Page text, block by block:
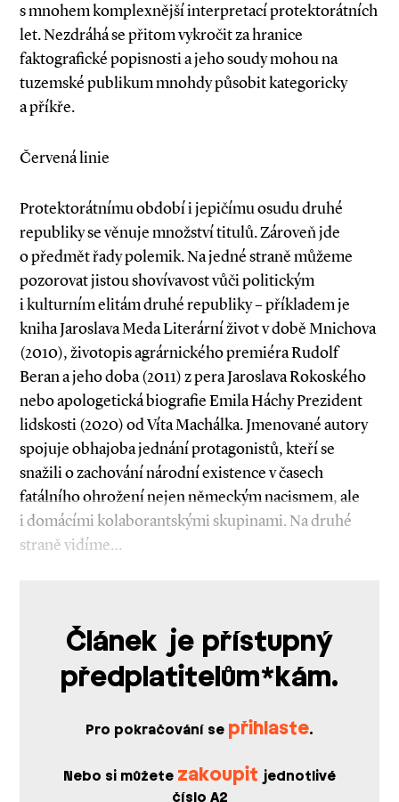
s mnohem komplexnější interpretací protektorátních
let. Nezdráhá se přitom vykročit za hranice
faktografické popisnosti a jeho soudy mohou na
tuzemské publikum mnohdy působit kategoricky
a příkře.
Červená linie
Protektorátnímu období i jepičímu osudu druhé
republiky se věnuje množství titulů. Zároveň jde
o předmět řady polemik. Na jedné straně můžeme
pozorovat jistou shovívavost vůči politickým
i kulturním elitám druhé republiky – příkladem je
kniha Jaroslava Meda Literární život v době Mnichova
(2010), životopis agrárnického premiéra Rudolf
Beran a jeho doba (2011) z pera Jaroslava Rokoského
nebo apologetická biografie Emila Háchy Prezident
lidskosti (2020) od Víta Machálka. Jmenované autory
spojuje obhajoba jednání protagonistů, kteří se
snažili o zachování národní existence v časech
fatálního ohrožení nejen německým nacismem, ale
i domácími kolaborantskými skupinami. Na druhé
straně vidíme…
Článek je přístupný
předplatitelům*kám.
Pro pokračování se přihlaste.
Nebo si můžete zakoupit jednotlivé
číslo A2